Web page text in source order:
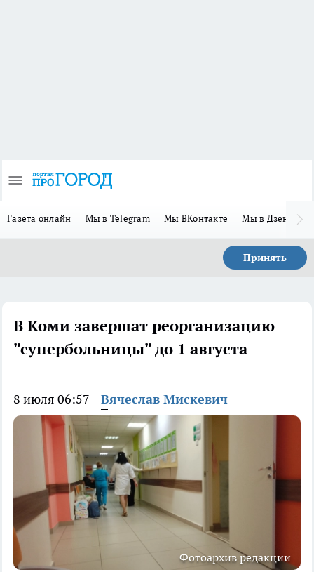
Газета онлайн Мы в Telegram Мы ВКонтакте Мы в Дзене
Принять
В Коми завершат реорганизацию
"супербольницы" до 1 августа
8 июля 06:57 Вячеслав Мискевич
Фотоархив редакции